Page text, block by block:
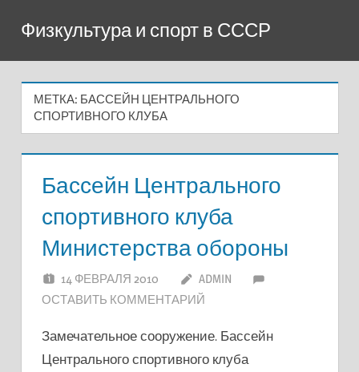
содержимому
Физкультура и спорт в СССР
МЕТКА: БАССЕЙН ЦЕНТРАЛЬНОГО
СПОРТИВНОГО КЛУБА
Бассейн Центрального
спортивного клуба
Министерства обороны
14 ФЕВРАЛЯ 2010
ADMIN
ОСТАВИТЬ КОММЕНТАРИЙ
Замечательное сооружение. Бассейн
Центрального спортивного клуба